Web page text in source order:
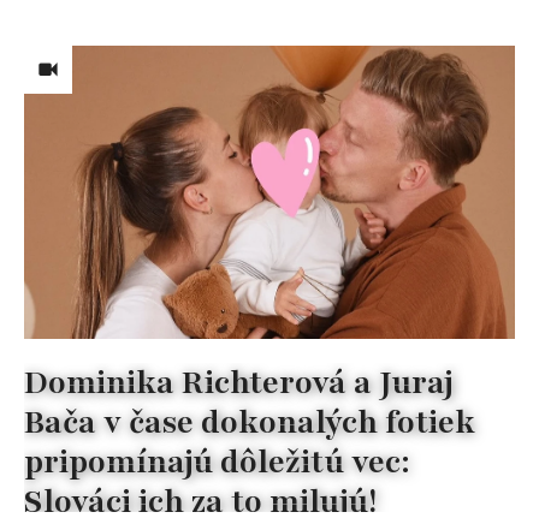
Dominika Richterová a Juraj
Bača v čase dokonalých fotiek
pripomínajú dôležitú vec:
Slováci ich za to milujú!